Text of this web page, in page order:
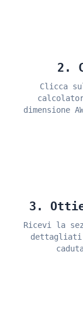
2.
Clicca
dimensione
3.
Ricevi la
dettagliati